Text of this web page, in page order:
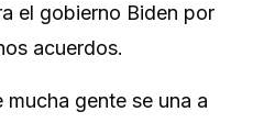
el gobierno Biden por
acuerdos.
mucha gente se una a